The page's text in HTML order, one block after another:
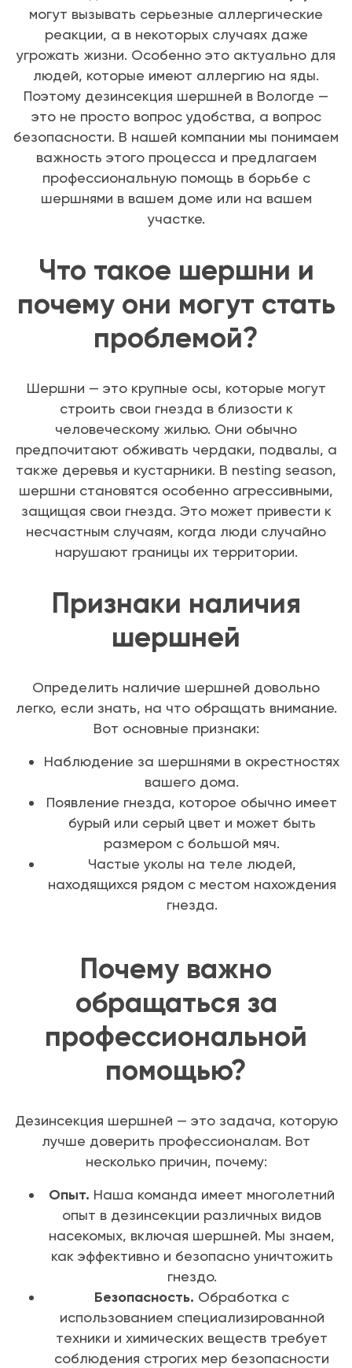
могут вызывать серьезные аллергические
реакции, а в некоторых случаях даже
угрожать жизни. Особенно это актуально для
людей, которые имеют аллергию на яды.
Поэтому дезинсекция шершней в Вологде —
это не просто вопрос удобства, а вопрос
безопасности. В нашей компании мы понимаем
важность этого процесса и предлагаем
профессиональную помощь в борьбе с
шершнями в вашем доме или на вашем
участке.
Что такое шершни и
почему они могут стать
проблемой?
Шершни — это крупные осы, которые могут
строить свои гнезда в близости к
человеческому жилью. Они обычно
предпочитают обживать чердаки, подвалы, а
также деревья и кустарники. В nesting season,
шершни становятся особенно агрессивными,
защищая свои гнезда. Это может привести к
несчастным случаям, когда люди случайно
нарушают границы их территории.
Признаки наличия
шершней
Определить наличие шершней довольно
легко, если знать, на что обращать внимание.
Вот основные признаки:
Наблюдение за шершнями в окрестностях
вашего дома.
Появление гнезда, которое обычно имеет
бурый или серый цвет и может быть
размером с большой мяч.
Частые уколы на теле людей,
находящихся рядом с местом нахождения
гнезда.
Почему важно
обращаться за
профессиональной
помощью?
Дезинсекция шершней — это задача, которую
лучше доверить профессионалам. Вот
несколько причин, почему:
Опыт. Наша команда имеет многолетний
опыт в дезинсекции различных видов
насекомых, включая шершней. Мы знаем,
как эффективно и безопасно уничтожить
гнездо.
Безопасность. Обработка с
использованием специализированной
техники и химических веществ требует
соблюдения строгих мер безопасности